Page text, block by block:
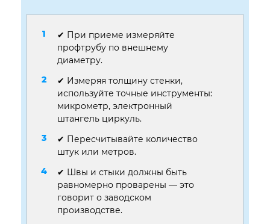
✔ При приеме измеряйте
профтрубу по внешнему
диаметру.
✔ Измеряя толщину стенки,
используйте точные инструменты:
микрометр, электронный
штангель циркуль.
✔ Пересчитывайте количество
штук или метров.
✔ Швы и стыки должны быть
равномерно проварены — это
говорит о заводском
производстве.